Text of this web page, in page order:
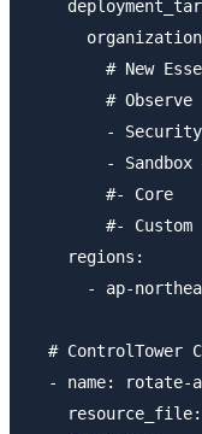
# New
# Observe
-
- Sandbox
        #- Core
        #- Custom
    regions:
- ap-
# ControlTower
- name: rotate-